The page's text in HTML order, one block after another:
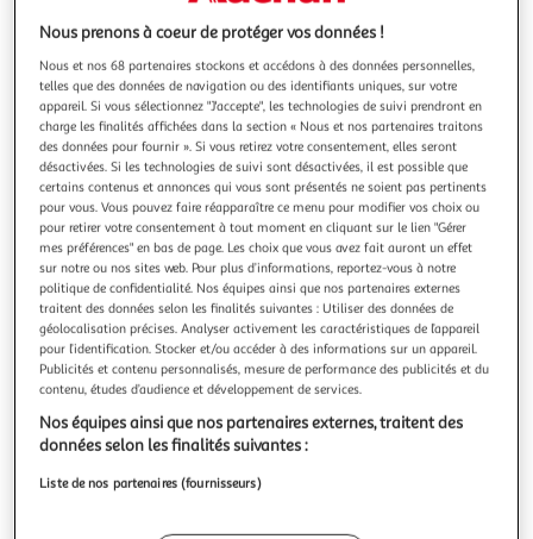
Illustration
précédente
Illustration
suivante
WENKO
Rideau de douche Plain - 180 x 200 cm
FICHE TECHNIQUE- Rideau de douche en polyester.- Traité
anti-moisissures.- Fourni avec les anneaux pour rideau de
douche.CARACTERISTIQUES TECHNIQUES- Dimensions :
Largeur 180 cm x Hauteur 200 cm- Poids : 0,4 kg.
En savoir +
Vendu parToilinux
Livr. ou retrait dès 5/6 jours
A partir de 5,79€
Plus d'options
Vendu parToilinux
Nous prenons à coeur de protéger vos données !
Nous et nos 68 partenaires stockons et accédons à des données personnelles,
telles que des données de navigation ou des identifiants uniques, sur votre
appareil. Si vous sélectionnez "J'accepte", les technologies de suivi prendront en
charge les finalités affichées dans la section « Nous et nos partenaires traitons
des données pour fournir ». Si vous retirez votre consentement, elles seront
désactivées. Si les technologies de suivi sont désactivées, il est possible que
certains contenus et annonces qui vous sont présentés ne soient pas pertinents
pour vous. Vous pouvez faire réapparaître ce menu pour modifier vos choix ou
pour retirer votre consentement à tout moment en cliquant sur le lien "Gérer
mes préférences" en bas de page. Les choix que vous avez fait auront un effet
sur notre ou nos sites web. Pour plus d’informations, reportez-vous à notre
politique de confidentialité. Nos équipes ainsi que nos partenaires externes
traitent des données selon les finalités suivantes : Utiliser des données de
géolocalisation précises. Analyser activement les caractéristiques de l’appareil
pour l’identification. Stocker et/ou accéder à des informations sur un appareil.
Publicités et contenu personnalisés, mesure de performance des publicités et du
contenu, études d’audience et développement de services.
Nos équipes ainsi que nos partenaires externes, traitent des
données selon les finalités suivantes :
Liste de nos partenaires (fournisseurs)